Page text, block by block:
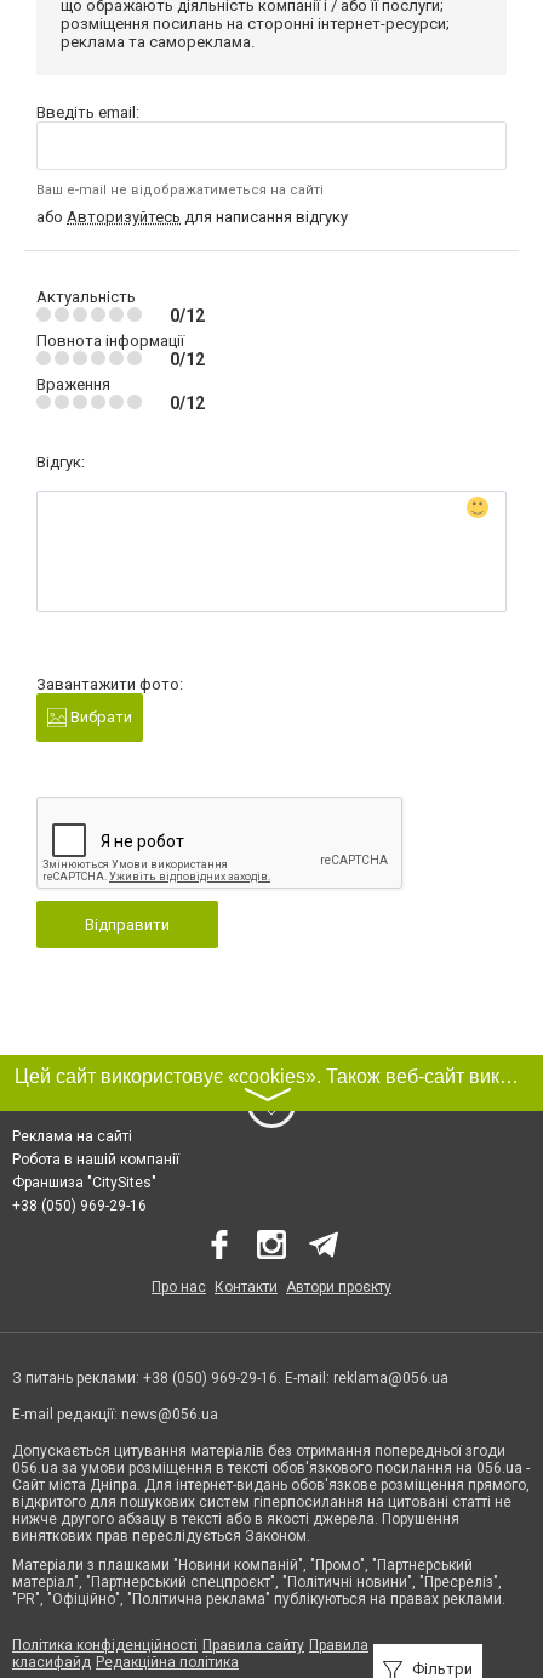
що ображають діяльність компанії і / або її послуги;
розміщення посилань на сторонні інтернет-ресурси;
реклама та самореклама.
Введіть email:
Ваш e-mail не відображатиметься на сайті
або Авторизуйтесь для написання відгуку
Актуальність
0/12
Повнота інформації
0/12
Враження
0/12
Відгук:
Завантажити фото:
Вибрати
Відправити
Фільтри
Цей сайт використовує «cookies». Також веб-сайт використовує інтернет-сервіс для збору технічних даних стосовно відвідувачів з метою отримання маркетингової та статистичної інформації. Умови обробки даних відвідувачів сайту див.
〉
Реклама на сайті
Робота в нашій компанії
Франшиза "CitySites"
+38 (050) 969-29-16
Про нас Контакти Автори проєкту
З питань реклами: +38 (050) 969-29-16. E-mail: reklama@056.ua
E-mail редакції: news@056.ua
Допускається цитування матеріалів без отримання попередньої згоди
056.ua за умови розміщення в тексті обов'язкового посилання на 056.ua -
Сайт міста Дніпра. Для інтернет-видань обов'язкове розміщення прямого,
відкритого для пошукових систем гіперпосилання на цитовані статті не
нижче другого абзацу в тексті або в якості джерела. Порушення
виняткових прав переслідується Законом.
Матеріали з плашками "Новини компаній", "Промо", "Партнерський
матеріал", "Партнерський спецпроєкт", "Політичні новини", "Пресреліз",
"PR", "Офіційно", "Політична реклама" публікуються на правах реклами.
Політика конфіденційності Правила сайту Правила
класифайд Редакційна політика